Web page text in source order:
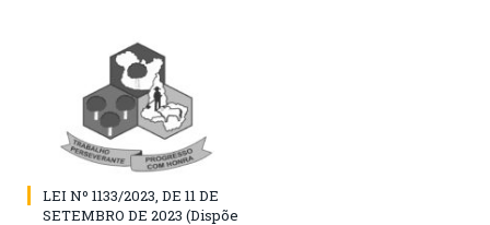
LEI Nº 1133/2023, DE 11 DE
SETEMBRO DE 2023 (Dispõe